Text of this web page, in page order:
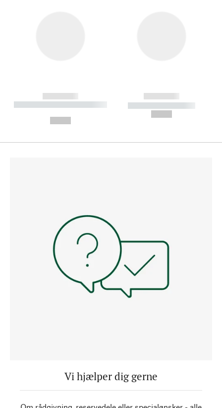
------------
----------- ----------- --------
------------
----------- -----------
Vi hjælper dig gerne